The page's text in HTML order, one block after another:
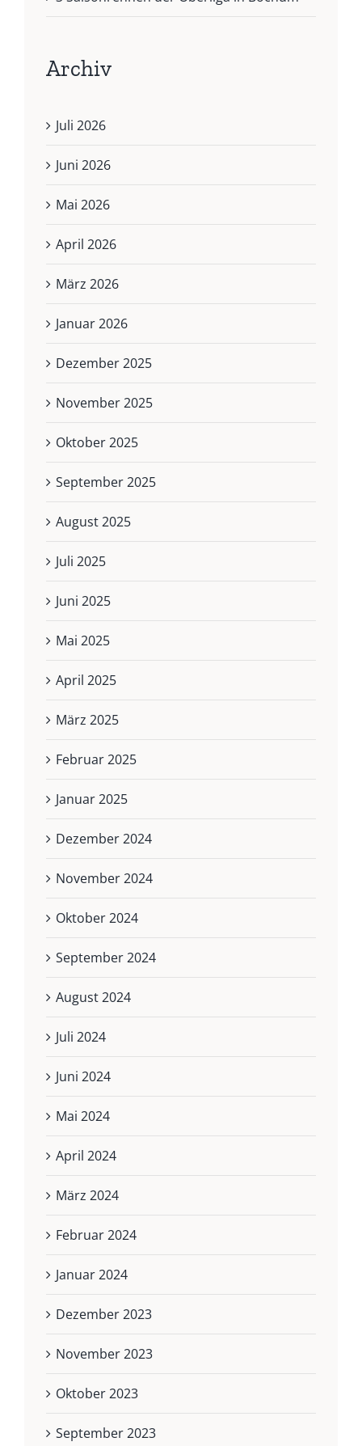
Archiv
Juli 2026
Juni 2026
Mai 2026
April 2026
März 2026
Januar 2026
Dezember 2025
November 2025
Oktober 2025
September 2025
August 2025
Juli 2025
Juni 2025
Mai 2025
April 2025
März 2025
Februar 2025
Januar 2025
Dezember 2024
November 2024
Oktober 2024
September 2024
August 2024
Juli 2024
Juni 2024
Mai 2024
April 2024
März 2024
Februar 2024
Januar 2024
Dezember 2023
November 2023
Oktober 2023
September 2023